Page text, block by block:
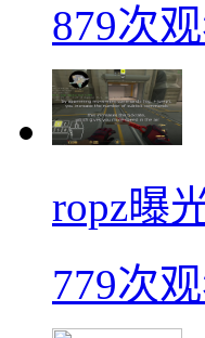
879次
ropz曝
779次